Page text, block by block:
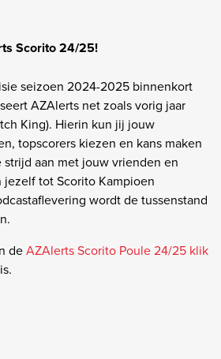
Scorito 24/25!
seizoen 2024-2025 binnenkort
AZAlerts net zoals vorig jaar
King). Hierin kun jij jouw
topscorers kiezen en kans maken
aan met jouw vrienden en
jezelf tot Scorito Kampioen
wordt de tussenstand
deAZAlerts Scorito Poule 24/25 klik